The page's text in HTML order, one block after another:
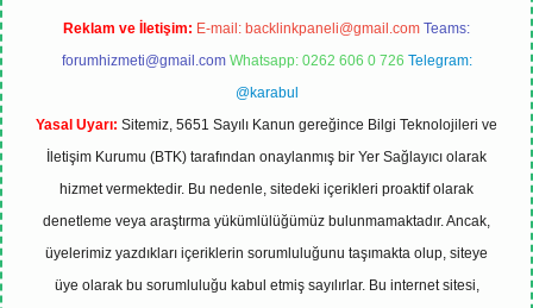
Reklam ve İletişim: E-mail: backlinkpaneli@gmail.com Teams:
forumhizmeti@gmail.com Whatsapp: 0262 606 0 726 Telegram:
@karabul
Yasal Uyarı: Sitemiz, 5651 Sayılı Kanun gereğince Bilgi Teknolojileri ve
İletişim Kurumu (BTK) tarafından onaylanmış bir Yer Sağlayıcı olarak
hizmet vermektedir. Bu nedenle, sitedeki içerikleri proaktif olarak
denetleme veya araştırma yükümlülüğümüz bulunmamaktadır. Ancak,
üyelerimiz yazdıkları içeriklerin sorumluluğunu taşımakta olup, siteye
üye olarak bu sorumluluğu kabul etmiş sayılırlar. Bu internet sitesi,